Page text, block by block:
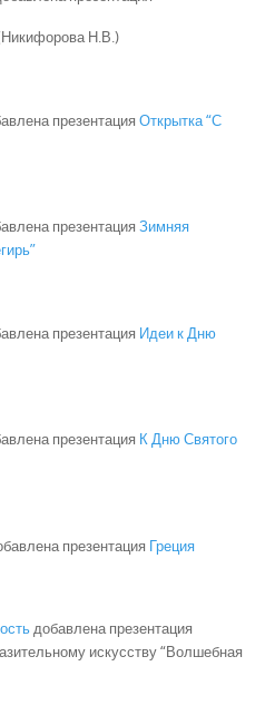
Н.В.)
презентация Открытка “С
презентация Зимняя
презентация Идеи к Дню
презентация К Дню Святого
презентация Греция
добавлена презентация
искусству “Волшебная